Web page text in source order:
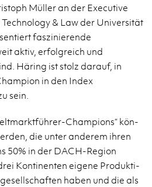
Müller an der Executive
& Law der Universität
faszinierende
aktiv, erfolgreich und
Häring ist stolz darauf, in
in den Index
sein.
Cham­pi­ons“ kön­
die unter an­de­rem ihren
50% in der DACH-Re­gi­on
Kon­ti­nen­ten ei­ge­ne Pro­duk­ti­
haben und die als